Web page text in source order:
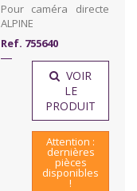
Pour caméra directe
ALPINE
Ref. 755640
VOIR
LE
PRODUIT
Attention :
dernières
pièces
disponibles
!